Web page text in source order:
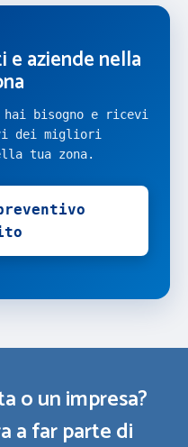
aziende nella
bisogno e ricevi
dei migliori
tua zona.
o un impresa?
a far parte di